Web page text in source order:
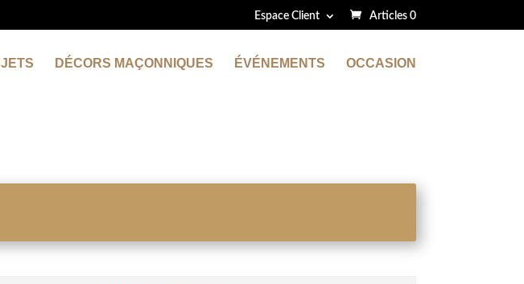
Espace Client Articles 0
DÉCORS MAÇONNIQUES ÉVÉNEMENTS OCCASION